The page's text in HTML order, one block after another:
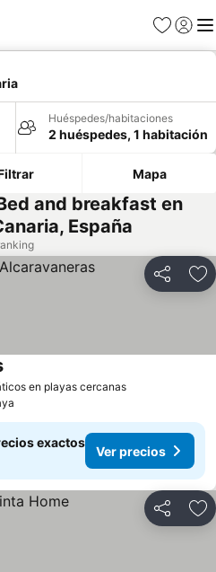
Favoritos
Iniciar
Huéspedes/habitaciones
2 huéspedes, 1 habitación
Mapa
and breakfast en
España
Compartir
en playas cercanas
exactos
Ver precios
Compartir